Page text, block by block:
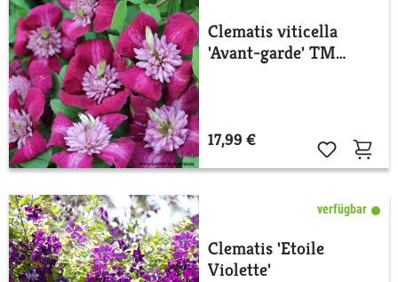
Clematis viticella
'Avant-garde' TM
17,99 €
verfügbar
Clematis 'Etoile
Violette'